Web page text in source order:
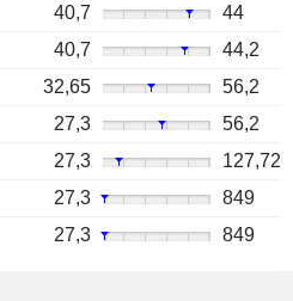
40,7
44
40,7
44,2
32,65
56,2
27,3
56,2
27,3
127,72
27,3
849
27,3 849